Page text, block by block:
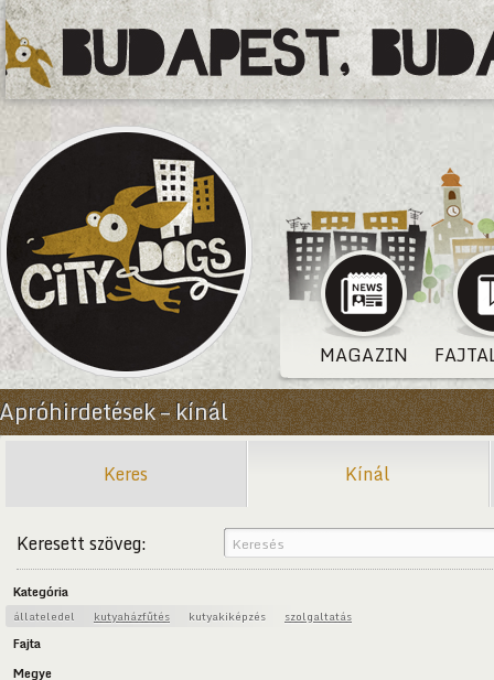
MAGAZIN
Apróhirdetések – kínál
Keres Kínál
Keresett szöveg:
Kategória
állateledel kutyaházfűtés kutyakiképzés szolgaltatás
Fajta
Megye